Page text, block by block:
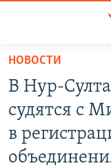
Вернуться
основному
содержанию
Вернутся
главной
КАЗАХСТАН
УЗБЕКИСТАН
НОВОСТИ
ВОЙНА В УКРАИНЕ
НА ДРУГИХ
НОВОСТИ
В Нур-
судятся с
в